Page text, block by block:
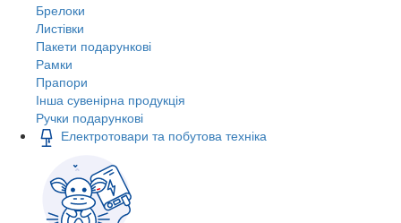
Брелоки
Листівки
Пакети подарункові
Рамки
Прапори
Інша сувенірна продукція
Ручки подарункові
Електротовари та побутова техніка